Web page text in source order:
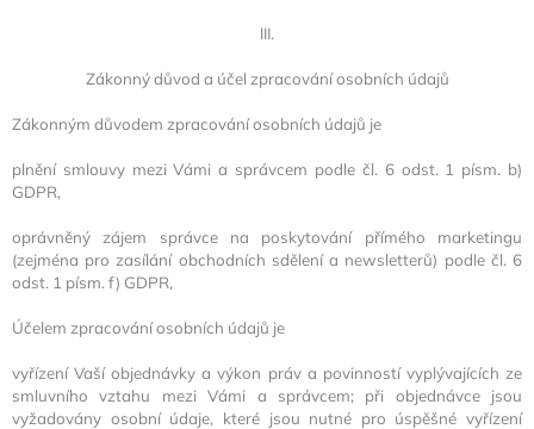
III.
Zákonný důvod a účel zpracování osobních údajů
Zákonným důvodem zpracování osobních údajů je
plnění smlouvy mezi Vámi a správcem podle čl. 6 odst. 1 písm. b)
GDPR,
oprávněný zájem správce na poskytování přímého marketingu
(zejména pro zasílání obchodních sdělení a newsletterů) podle čl. 6
odst. 1 písm. f) GDPR,
Účelem zpracování osobních údajů je
vyřízení Vaší objednávky a výkon práv a povinností vyplývajících ze
smluvního vztahu mezi Vámi a správcem; při objednávce jsou
vyžadovány osobní údaje, které jsou nutné pro úspěšné vyřízení